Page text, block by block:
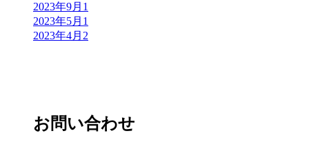
2023年9月 1
2023年5月 1
2023年4月 2
お問い合わせ